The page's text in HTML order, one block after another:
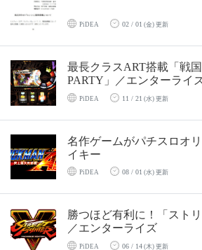
PiDEA 02 / 01 (金) 更新
最長クラスART搭載「戦
PARTY」／エンターライ
PiDEA 11 / 21 (水) 更新
名作ゲームがパチスロオ
イキー
PiDEA 08 / 01 (水) 更新
勝つほど有利に！「スト
／エンターライズ
PiDEA 06 / 14(木) 更新